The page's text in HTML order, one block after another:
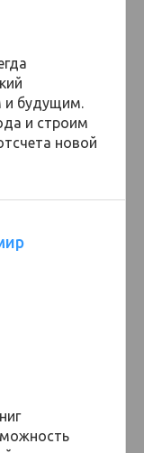
будущим.
и строим
новой